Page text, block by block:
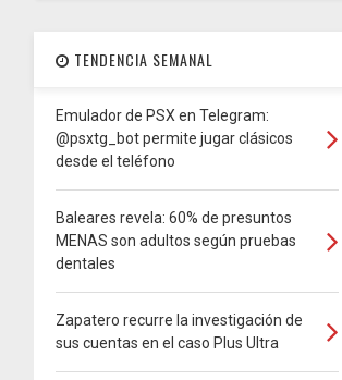
TENDENCIA SEMANAL
Emulador de PSX en Telegram:
@psxtg_bot permite jugar clásicos
desde el teléfono
Baleares revela: 60% de presuntos
MENAS son adultos según pruebas
dentales
Zapatero recurre la investigación de
sus cuentas en el caso Plus Ultra